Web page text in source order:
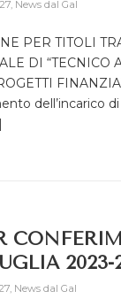
, News dal Gal
PER TITOLI
DI “TECNICO
dell’incarico di
2023-
, News dal Gal